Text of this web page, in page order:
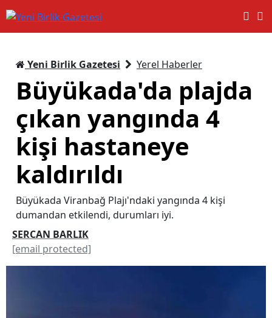
Yeni Birlik Gazetesi Yerel Haberler
Büyükada'da plajda
çıkan yangında 4
kişi hastaneye
kaldırıldı
Büyükada Viranbağ Plajı'ndaki yangında 4 kişi
dumandan etkilendi, durumları iyi.
SERCAN BARLIK
[email protected]